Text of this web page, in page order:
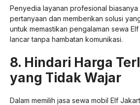
Penyedia layanan profesional
pertanyaan dan memberikan solusi
untuk memastikan pengalaman sewa
lancar tanpa hambatan komunikasi.
8. Hindari Harga
yang Tidak Wajar
Dalam memilih jasa sewa mobil Elf